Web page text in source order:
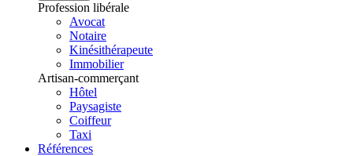
Profession libérale
Avocat
Notaire
Kinésithérapeute
Immobilier
Artisan-commerçant
Hôtel
Paysagiste
Coiffeur
Taxi
Références